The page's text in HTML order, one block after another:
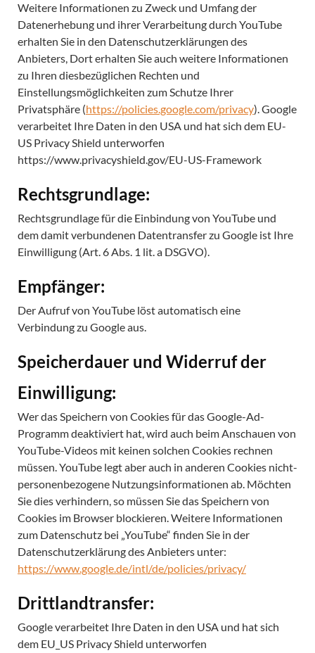
Weitere Informationen zu Zweck und Umfang der
Datenerhebung und ihrer Verarbeitung durch YouTube
erhalten Sie in den Datenschutzerklärungen des
Anbieters, Dort erhalten Sie auch weitere Informationen
zu Ihren diesbezüglichen Rechten und
Einstellungsmöglichkeiten zum Schutze Ihrer
Privatsphäre (https://policies.google.com/privacy). Google
verarbeitet Ihre Daten in den USA und hat sich dem EU-
US Privacy Shield unterworfen
https://www.privacyshield.gov/EU-US-Framework
Rechtsgrundlage:
Rechtsgrundlage für die Einbindung von YouTube und
dem damit verbundenen Datentransfer zu Google ist Ihre
Einwilligung (Art. 6 Abs. 1 lit. a DSGVO).
Empfänger:
Der Aufruf von YouTube löst automatisch eine
Verbindung zu Google aus.
Speicherdauer und Widerruf der
Einwilligung:
Wer das Speichern von Cookies für das Google-Ad-
Programm deaktiviert hat, wird auch beim Anschauen von
YouTube-Videos mit keinen solchen Cookies rechnen
müssen. YouTube legt aber auch in anderen Cookies nicht-
personenbezogene Nutzungsinformationen ab. Möchten
Sie dies verhindern, so müssen Sie das Speichern von
Cookies im Browser blockieren.Weitere Informationen
zum Datenschutz bei „YouTube“ finden Sie in der
Datenschutzerklärung des Anbieters unter:
https://www.google.de/intl/de/policies/privacy/
Drittlandtransfer:
Google verarbeitet Ihre Daten in den USA und hat sich
dem EU_US Privacy Shield unterworfen